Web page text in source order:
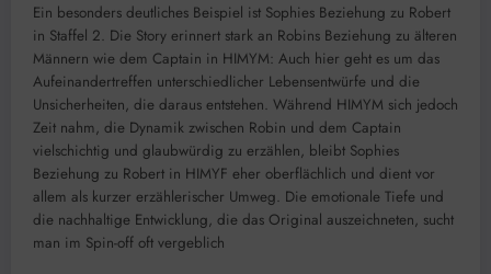
Ein besonders deutliches Beispiel ist Sophies Beziehung zu Robert
in Staffel 2. Die Story erinnert stark an Robins Beziehung zu älteren
Männern wie dem Captain in HIMYM: Auch hier geht es um das
Aufeinandertreffen unterschiedlicher Lebensentwürfe und die
Unsicherheiten, die daraus entstehen. Während HIMYM sich jedoch
Zeit nahm, die Dynamik zwischen Robin und dem Captain
vielschichtig und glaubwürdig zu erzählen, bleibt Sophies
Beziehung zu Robert in HIMYF eher oberflächlich und dient vor
allem als kurzer erzählerischer Umweg. Die emotionale Tiefe und
die nachhaltige Entwicklung, die das Original auszeichneten, sucht
man im Spin-off oft vergeblich